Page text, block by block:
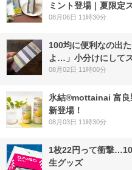
ミント登場｜夏限定
08月06日 11時30分
100均に便利なの出
よ…」小分けにして
08月02日 11時00分
氷結®mottainai 富良
新登場！
08月03日 11時30分
1枚22円って衝撃
生グッズ